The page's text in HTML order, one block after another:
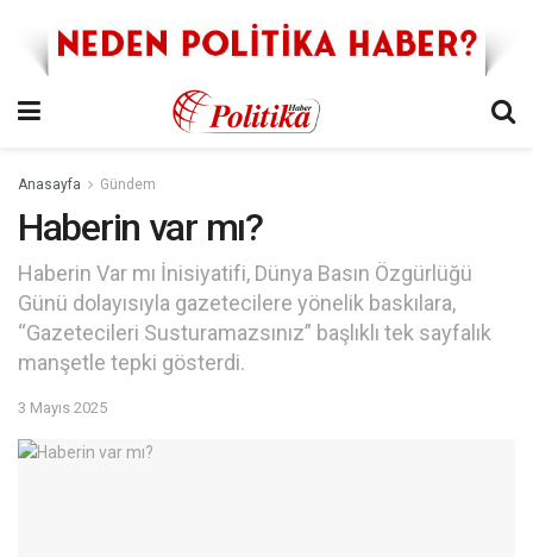
Anasayfa Gündem
Haberin var mı?
Haberin Var mı İnisiyatifi, Dünya Basın Özgürlüğü
Günü dolayısıyla gazetecilere yönelik baskılara,
“Gazetecileri Susturamazsınız” başlıklı tek sayfalık
manşetle tepki gösterdi.
3 Mayıs 2025